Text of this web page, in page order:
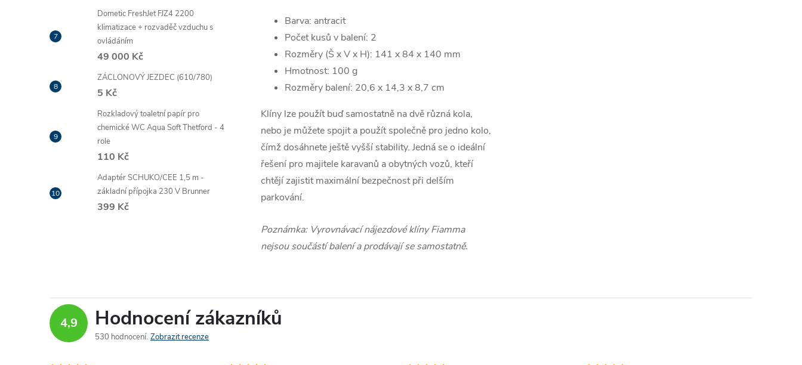
Dometic FreshJet FJZ4 2200
klimatizace + rozvaděč vzduchu s
ovládáním
49 000 Kč
ZÁCLONOVÝ JEZDEC (610/780)
5 Kč
Rozkladový toaletní papír pro
chemické WC Aqua Soft Thetford - 4
role
110 Kč
Adaptér SCHUKO/CEE 1,5 m -
základní přípojka 230 V Brunner
399 Kč
Barva: antracit
Počet kusů v balení: 2
Rozměry (Š x V x H): 141 x 84 x 140 mm
Hmotnost: 100 g
Rozměry balení: 20,6 x 14,3 x 8,7 cm
Klíny lze použít buď samostatně na dvě různá kola,
nebo je můžete spojit a použít společně pro jedno kolo,
čímž dosáhnete ještě vyšší stability. Jedná se o ideální
řešení pro majitele karavanů a obytných vozů, kteří
chtějí zajistit maximální bezpečnost při delším
parkování.
Poznámka: Vyrovnávací nájezdové klíny Fiamma
nejsou součástí balení a prodávají se samostatně.
4,9 Hodnocení zákazníků
530 hodnocení Zobrazit recenze